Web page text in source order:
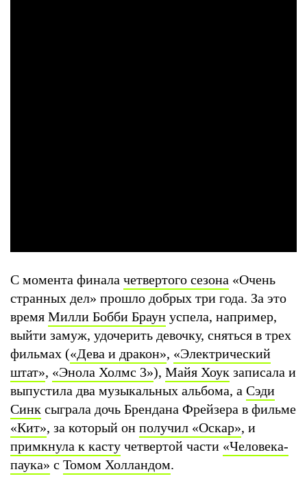
С момента финала четвертого сезона «Очень
странных дел» прошло добрых три года. За это
время Милли Бобби Браун успела, например,
выйти замуж, удочерить девочку, сняться в трех
фильмах («Дева и дракон», «Электрический
штат», «Энола Холмс 3»), Майя Хоук записала и
выпустила два музыкальных альбома, а Сэди
Синк сыграла дочь Брендана Фрейзера в фильме
«Кит», за который он получил «Оскар», и
примкнула к касту четвертой части «Человека-
паука» с Томом Холландом.